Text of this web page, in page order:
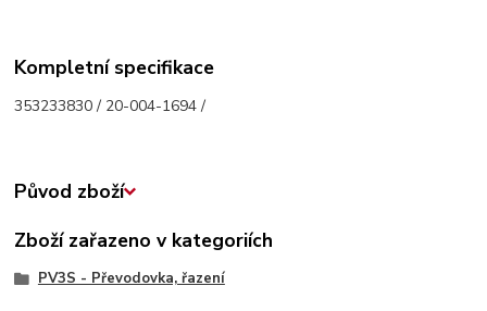
Kompletní specifikace
353233830 / 20-004-1694 /
Původ zboží
Zboží zařazeno v kategoriích
PV3S - Převodovka, řazení